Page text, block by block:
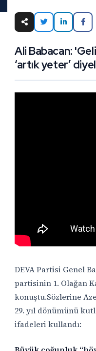
Ali Babacan:
‘artık yeter’
DEVA Partisi Genel
partisinin 1. Olağan
konuştu.Sözlerine
29. yıl dönümünü
ifadeleri kullandı: